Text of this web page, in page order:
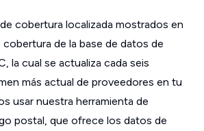
cobertura localizada mostrados en
de la base de datos de
la cual se actualiza cada seis
más actual de proveedores en tu
usar nuestra herramienta de
postal, que ofrece los datos de